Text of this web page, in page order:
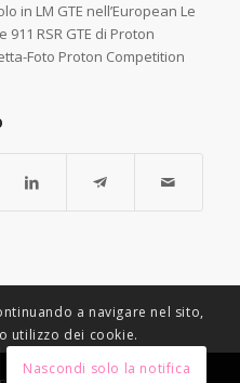
in LM GTE nell’European Le
RSR GTE di Proton
Foto Proton Competition
a navigare nel sito,
utilizzo dei cookie.
Nascondi solo la notifica